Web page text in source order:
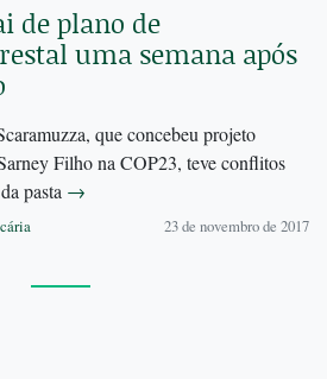
de plano de
uma semana após
que concebeu projeto
Filho na COP23, teve conflitos
pasta →
23 de novembro de 2017